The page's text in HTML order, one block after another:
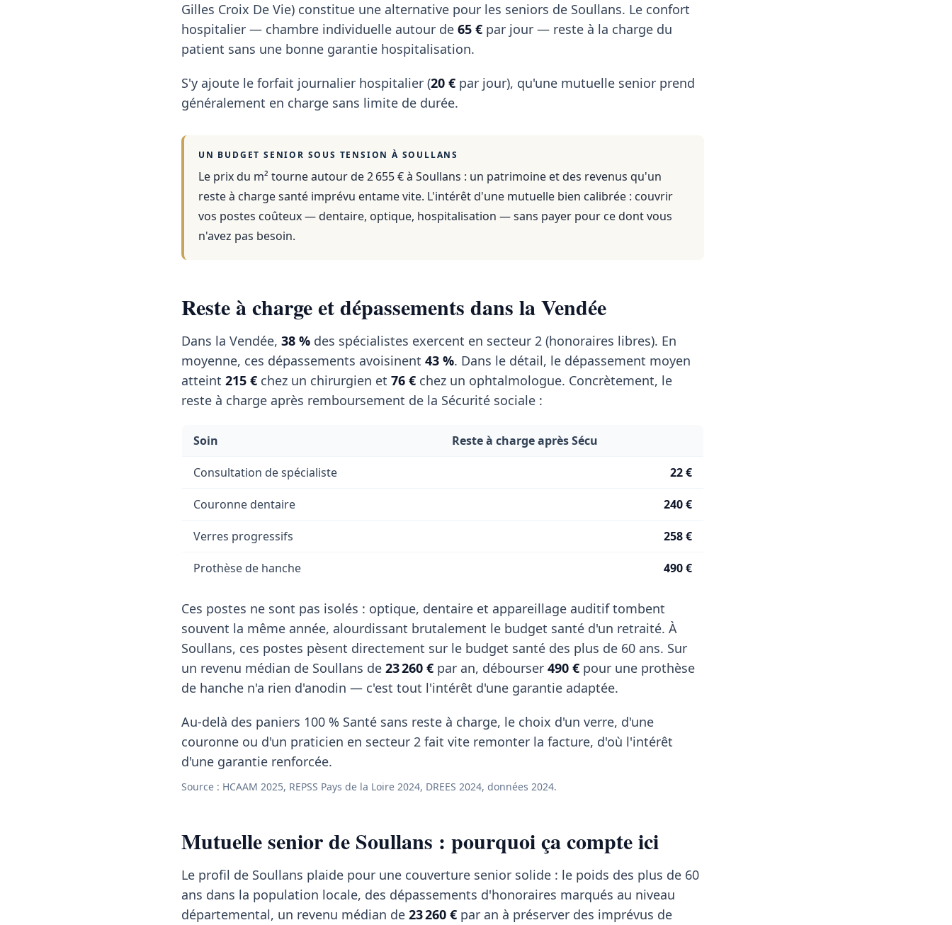
Gilles Croix De Vie) constitue une alternative pour les seniors de Soullans. Le confort
hospitalier — chambre individuelle autour de 65 € par jour — reste à la charge du
patient sans une bonne garantie hospitalisation.
S'y ajoute le forfait journalier hospitalier (20 € par jour), qu'une mutuelle senior prend
généralement en charge sans limite de durée.
UN BUDGET SENIOR SOUS TENSION À SOULLANS
Le prix du m² tourne autour de 2 655 €à Soullans : un patrimoine et des revenus qu'un
reste à charge santé imprévu entame vite. L'intérêt d'une mutuelle bien calibrée : couvrir
vos postes coûteux — dentaire, optique, hospitalisation — sans payer pour ce dont vous
n'avez pas besoin.
Reste à charge et dépassements dans la Vendée
Dans la Vendée, 38 % des spécialistes exercent en secteur 2 (honoraires libres). En
moyenne, ces dépassements avoisinent 43 %. Dans le détail, le dépassement moyen
atteint 215 € chez un chirurgien et 76 € chez un ophtalmologue. Concrètement, le
reste à charge après remboursement de la Sécurité sociale :
Soin Reste à charge après Sécu
Consultation de spécialiste 22 €
Couronne dentaire 240 €
Verres progressifs 258 €
Prothèse de hanche 490 €
Ces postes ne sont pas isolés : optique, dentaire et appareillage auditif tombent
souvent la même année, alourdissant brutalement le budget santé d'un retraité. À
Soullans, ces postes pèsent directement sur le budget santé des plus de 60 ans. Sur
un revenu médian de Soullans de 23 260 € par an, débourser 490 € pour une prothèse
de hanche n'a rien d'anodin — c'est tout l'intérêt d'une garantie adaptée.
Au-delà des paniers 100 % Santé sans reste à charge, le choix d'un verre, d'une
couronne ou d'un praticien en secteur 2 fait vite remonter la facture, d'où l'intérêt
d'une garantie renforcée.
Source : HCAAM 2025, REPSS Pays de la Loire 2024, DREES 2024, données 2024.
Mutuelle senior de Soullans : pourquoi ça compte ici
Le profil de Soullans plaide pour une couverture senior solide : le poids des plus de 60
ans dans la population locale, des dépassements d'honoraires marqués au niveau
départemental, un revenu médian de 23 260 € par an à préserver des imprévus de